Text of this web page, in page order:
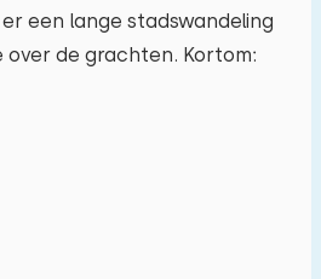
een lange stadswandeling
de grachten. Kortom: